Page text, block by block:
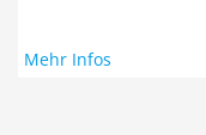
Mehr Infos